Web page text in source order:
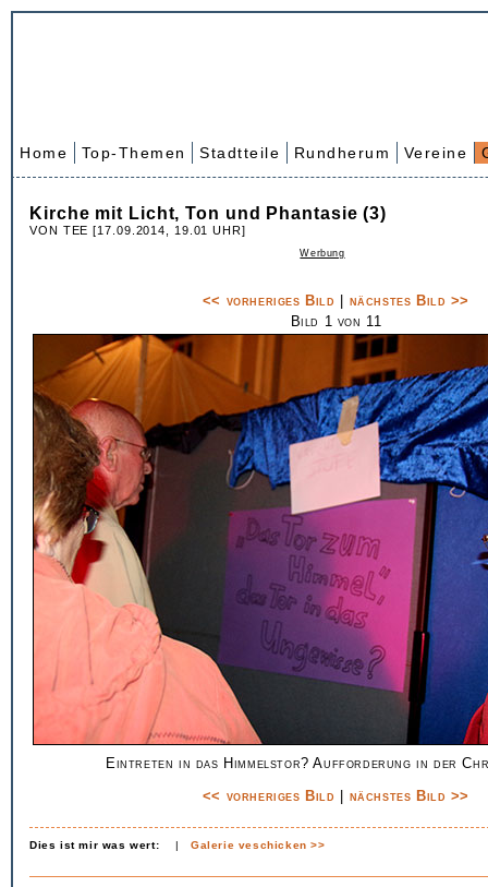
Home Top-Themen Stadtteile Rundherum Vereine
Kirche mit Licht, Ton und Phantasie (3)
VON TEE [17.09.2014, 19.01 UHR]
Werbung
<< vorheriges Bild
nächstes Bild >>
Bild 1 von 11
Eintreten in das Himmelstor? Aufforderung in der
<< vorheriges Bild
nächstes Bild >>
Dies ist mir was wert: |Galerie veschicken >>